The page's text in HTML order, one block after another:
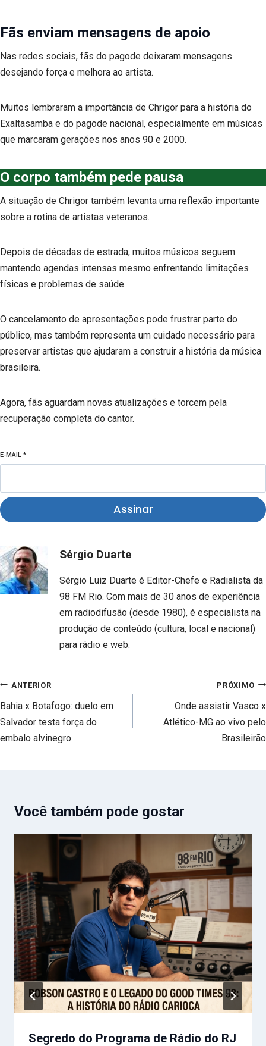
Fãs enviam mensagens de apoio
Nas redes sociais, fãs do pagode deixaram mensagens
desejando força e melhora ao artista.
Muitos lembraram a importância de Chrigor para a história do
Exaltasamba e do pagode nacional, especialmente em músicas
que marcaram gerações nos anos 90 e 2000.
O corpo também pede pausa
A situação de Chrigor também levanta uma reflexão importante
sobre a rotina de artistas veteranos.
Depois de décadas de estrada, muitos músicos seguem
mantendo agendas intensas mesmo enfrentando limitações
físicas e problemas de saúde.
O cancelamento de apresentações pode frustrar parte do
público, mas também representa um cuidado necessário para
preservar artistas que ajudaram a construir a história da música
brasileira.
Agora, fãs aguardam novas atualizações e torcem pela
recuperação completa do cantor.
E-MAIL *
Assinar
Sérgio Duarte
Sérgio Luiz Duarte é Editor-Chefe e Radialista da
98 FM Rio. Com mais de 30 anos de experiência
em radiodifusão (desde 1980), é especialista na
produção de conteúdo (cultura, local e nacional)
para rádio e web.
Navegação
de
Post
ANTERIOR
Bahia x Botafogo: duelo em
Salvador testa força do
embalo alvinegro
PRÓXIMO
Onde assistir Vasco x
Atlético-MG ao vivo pelo
Brasileirão
Você também pode gostar
Segredo do Programa de Rádio do RJ